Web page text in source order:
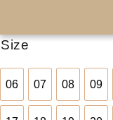
Size
06
06
07
07
08
08
09
09